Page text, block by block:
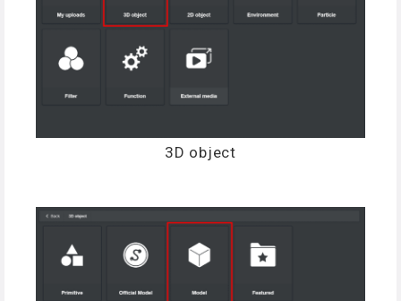
3D object